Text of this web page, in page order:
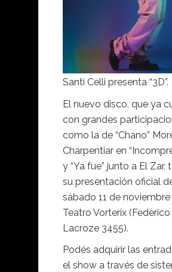
Santi Celli presenta “3D”.
El nuevo disco, que ya
con grandes
como la de “Chano”
Charpentiar en
y “Ya fue” junto a El Zar,
su presentación oficial
sábado 11 de noviembre
Teatro Vorterix (Federico
Lacroze 3455).
Podés adquirir las
el show a través de